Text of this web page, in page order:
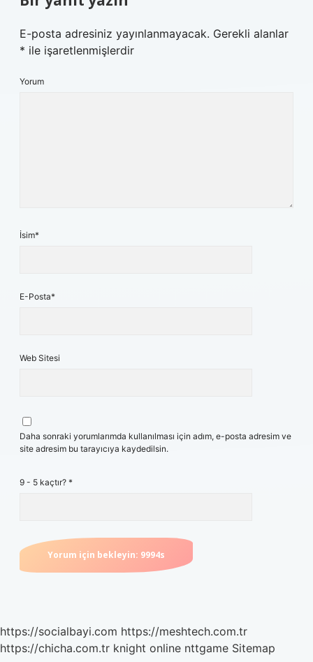
E-posta adresiniz yayınlanmayacak. Gerekli alanlar
* ile işaretlenmişlerdir
Yorum
İsim*
E-Posta*
Web Sitesi
Daha sonraki yorumlarımda kullanılması için adım, e-posta adresim ve
site adresim bu tarayıcıya kaydedilsin.
9 - 5 kaçtır? *
https://socialbayi.com https://meshtech.com.tr
https://chicha.com.tr knight online nttgame Sitemap